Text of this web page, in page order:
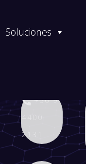
Soluciones
+56 9
2131